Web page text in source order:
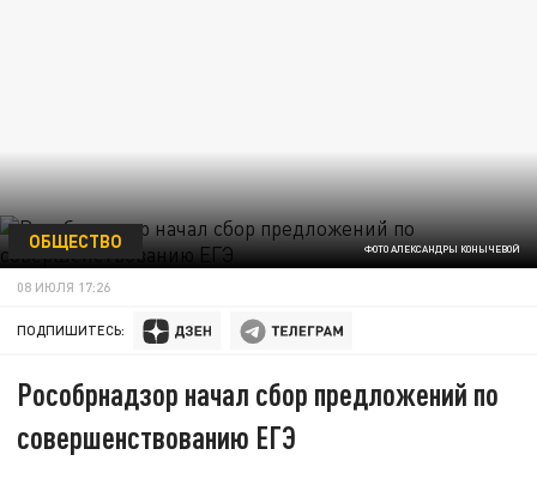
ФОТО АЛЕКСАНДРЫ КОНЫЧЕВОЙ
ОБЩЕСТВО
08 ИЮЛЯ 17:26
ПОДПИШИТЕСЬ:
Рособрнадзор начал сбор предложений по
совершенствованию ЕГЭ